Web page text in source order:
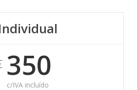
c/IVA incluído